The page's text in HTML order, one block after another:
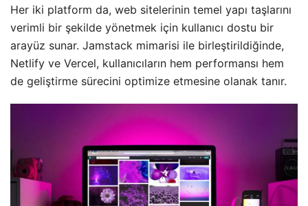
Her iki platform da, web sitelerinin temel yapı taşlarını
verimli bir şekilde yönetmek için kullanıcı dostu bir
arayüz sunar. Jamstack mimarisi ile birleştirildiğinde,
Netlify ve Vercel, kullanıcıların hem performansı hem
de geliştirme sürecini optimize etmesine olanak tanır.